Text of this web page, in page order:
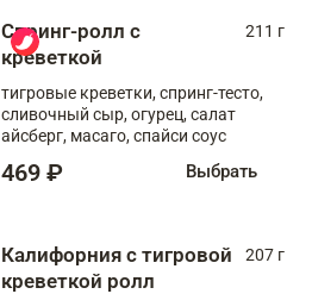
Спринг-ролл с
креветкой
211 г
тигровые креветки, спринг-тесто,
сливочный сыр, огурец, салат
айсберг, масаго, спайси соус
469 ₽ Выбрать
Калифорния с тигровой
креветкой ролл
207 г